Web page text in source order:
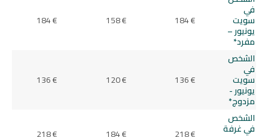
في
سويت
يونيور –
مفرد*
184 €
158 €
184 €
الشخص
في
سويت
يونيور -
مزدوج*
136 €
120 €
136 €
الشخص
في غرفة 218 €
184 €
218 €